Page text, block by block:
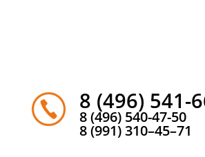
8 (496) 541-
8 (496) 540-47-50
8 (991) 310–45–71